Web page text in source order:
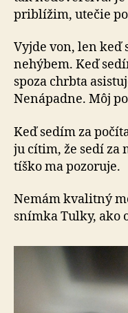
priblížim, utečie
Vyjde von, len keď
nehýbem. Keď
spoza chrbta
Nenápadne. Môj
Keď sedím za
ju cítim, že sedí za
tíško ma pozoruje.
Nemám kvalitný
snímka Tulky, ako